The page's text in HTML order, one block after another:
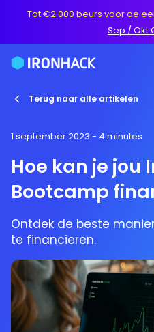
Tot €2.000 beurs voor de
Sep / Okt
Terug naar alle artikelen
1 september 2023 - 4 minutes
Hoe kan je jou
Bootcamp
Ontdek de beste
te financieren.